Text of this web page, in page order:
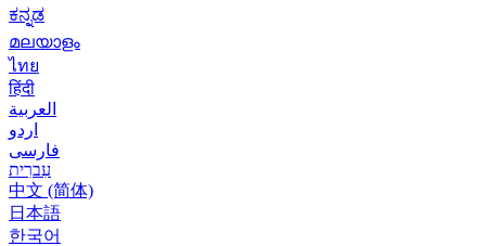
ಕನ್ನಡ
മലയാളം
ไทย
हिंदी
العربية
اردو
فارسی
עִברִית
中文 (简体)
日本語
한국어